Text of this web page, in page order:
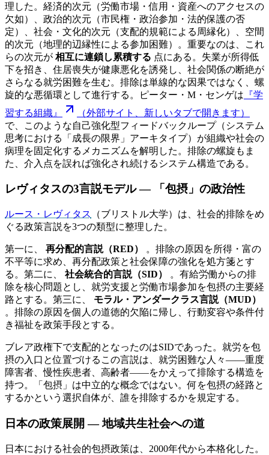
理した。経済的次元（労働市場・信用・資産へのアクセスの
欠如）、政治的次元（市民権・政治参加・法的保護の否
定）、社会・文化的次元（支配的規範による周縁化）、空間
的次元（地理的辺縁性による参加困難）。重要なのは、これ
らの次元が 相互に連鎖し累積する 点にある。失業が所得低
下を招き、住居喪失が健康悪化を誘発し、社会関係の断絶が
さらなる就労困難を生む。排除は単線的な因果ではなく、螺
旋的な悪循環として進行する。ピーター・M・センゲは 『学
習する組織』
（外部サイト、新しいタブで開きます）
で、このような自己強化型フィードバックループ（システム
思考における「成長の限界」アーキタイプ）が組織や社会の
病理を固定化するメカニズムを解明した。排除の螺旋もま
た、介入点を誤れば強化され続けるシステム構造である。
レヴィタスの3言説モデル — 「包摂」の政治性
ルース・レヴィタス
（ブリストル大学）は、社会的排除をめ
ぐる政策言説を3つの類型に整理した。
第一に、 再分配的言説（RED）
。排除の原因を所得・富の
不平等に求め、再分配政策と社会保障の強化を処方箋とす
る。第二に、 社会統合的言説（SID）
。有給労働からの排
除を核心問題とし、就労支援と労働市場参加を包摂の主要経
路とする。第三に、 モラル・アンダークラス言説（MUD）
。排除の原因を個人の道徳的欠陥に帰し、行動変容や条件付
き福祉を政策手段とする。
ブレア政権下で支配的となったのはSIDであった。就労を包
摂の入口と位置づけるこの言説は、就労困難な人々——重度
障害者、慢性疾患者、高齢者——をかえって排除する構造を
持つ。「包摂」は中立的な概念ではない。何を包摂の経路と
するかという選択自体が、誰を排除するかを規定する。
日本の政策展開 — 地域共生社会への道
日本における社会的包摂政策は、2000年代から本格化した。